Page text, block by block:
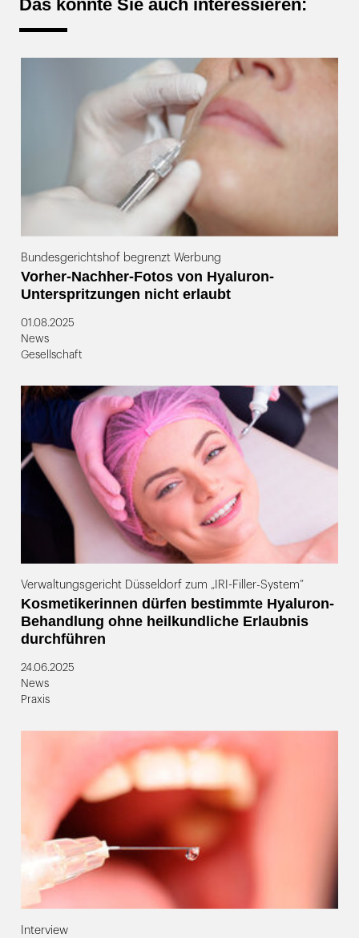
Das könnte Sie auch interessieren:
Bundesgerichtshof begrenzt Werbung
Vorher-Nachher-Fotos von Hyaluron-
Unterspritzungen nicht erlaubt
01.08.2025
News
Gesellschaft
Verwaltungsgericht Düsseldorf zum „IRI-Filler-System“
Kosmetikerinnen dürfen bestimmte Hyaluron-
Behandlung ohne heilkundliche Erlaubnis
durchführen
24.06.2025
News
Praxis
Interview